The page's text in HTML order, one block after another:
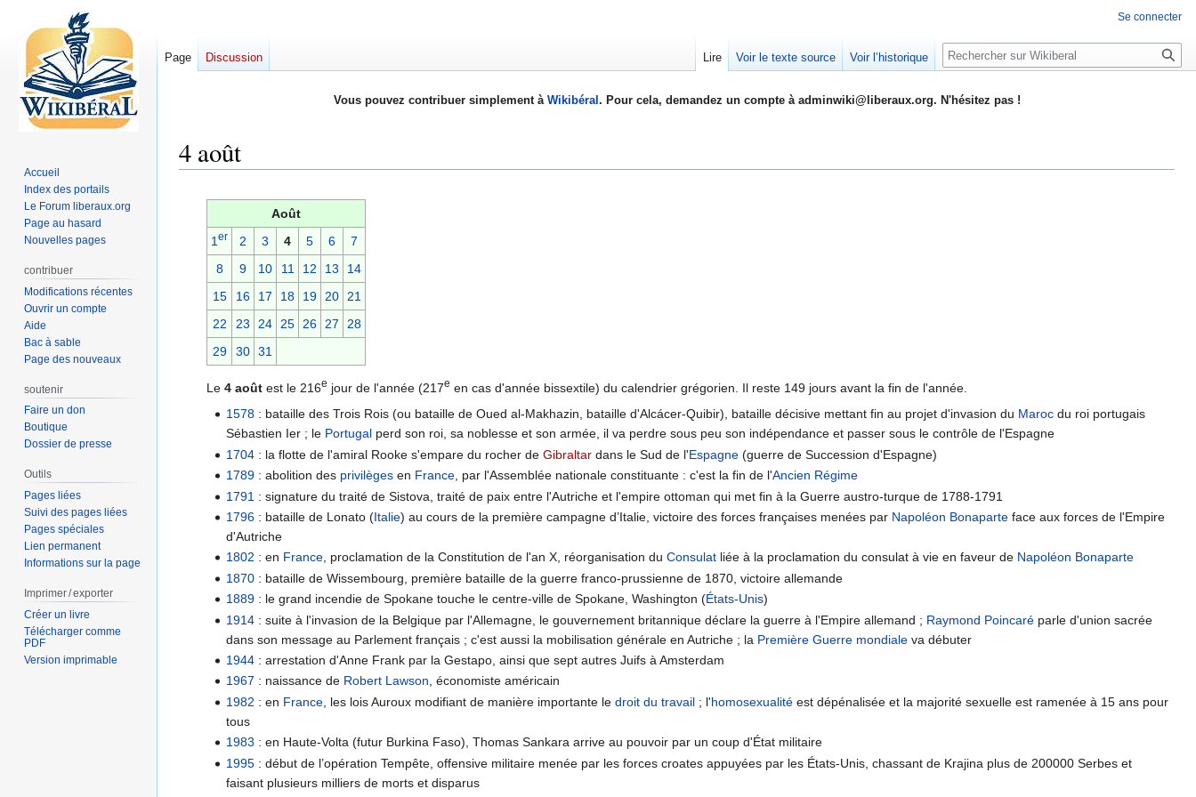
Vous pouvez contribuer simplement à Wikibéral . Pour cela, demandez un compte à adminwiki@liberaux.org. N'hésitez pas !
4 août
navigation
recherche
Août
1er 2 3 4 5 6
7
8
9 10 11 12 13
14
15
16 17 18 19 20 21
22
23 24 25 26 27
28
29
30 31
Le 4 août est le 216e jour de l'année (217e en cas d'année bissextile) du calendrier grégorien. Il reste 149 jours avant la fin de l'année.
1578 : bataille des Trois Rois (ou bataille de Oued al-Makhazin, bataille d'Alcácer-Quibir), bataille décisive mettant fin au projet d'invasion du Maroc du roi portugais
Sébastien Ier ; le Portugal perd son roi, sa noblesse et son armée, il va perdre sous peu son indépendance et passer sous le contrôle de l'Espagne
1704 : la flotte de l'amiral Rooke s'empare du rocher deGibraltar dans le Sud de l'Espagne (guerre de Succession d'Espagne)
1789 : abolition des privilèges en France, par l'Assemblée nationale constituante : c'est la fin de l'Ancien Régime
1791 : signature du traité de Sistova, traité de paix entre l'Autriche et l'empire ottoman qui met fin à la Guerre austro-turque de 1788-1791
1796 : bataille de Lonato (Italie) au cours de la première campagne d’Italie, victoire des forces françaises menées par Napoléon Bonaparte face aux forces de l'Empire
d'Autriche
1802 : en France, proclamation de la Constitution de l'an X, réorganisation duConsulat liée à la proclamation du consulat à vie en faveur de Napoléon Bonaparte
1870 : bataille de Wissembourg, première bataille de la guerre franco-prussienne de 1870, victoire allemande
1889 : le grand incendie de Spokane touche le centre-ville de Spokane, Washington (États-Unis)
1914 : suite à l'invasion de la Belgique par l'Allemagne, le gouvernement britannique déclare la guerre à l'Empire allemand ; Raymond Poincaré parle d'union sacrée
dans son message au Parlement français ; c'est aussi la mobilisation générale en Autriche ; la Première Guerre mondiale va débuter
1944 : arrestation d'Anne Frank par la Gestapo, ainsi que sept autres Juifs à Amsterdam
1967 : naissance de Robert Lawson, économiste américain
1982 : en France , les lois Auroux modifiant de manière importante ledroit du travail ; l'homosexualité est dépénalisée et la majorité sexuelle est ramenée à 15 ans pour
tous
1983 : en Haute-Volta (futur Burkina Faso), Thomas Sankara arrive au pouvoir par un coup d'État militaire
1995 : début de l’opération Tempête, offensive militaire menée par les forces croates appuyées par les États-Unis, chassant de Krajina plus de 200000 Serbes et
faisant plusieurs milliers de morts et disparus
Se connecter
Page Discussion Lire Voir le texte source Voir l’historique Rechercher
Accueil
Index des portails
Le Forum liberaux.org
Page au hasard
Nouvelles pages
contribuer
Modifications récentes
Ouvrir un compte
Aide
Bac à sable
Page des nouveaux
soutenir
Faire un don
Boutique
Dossier de presse
Outils
Pages liées
Suivi des pages liées
Pages spéciales
Lien permanent
Informations sur la page
Imprimer / exporter
Créer un livre
Télécharger comme
PDF
Version imprimable